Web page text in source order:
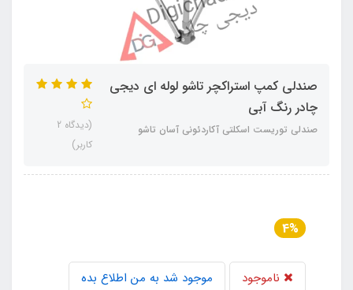
صندلی کمپ استراکچر تاشو لوله ای دیجی
چادر رنگ آبی
صندلی توریست اسکلتی آکاردئونی آسان تاشو
(دیدگاه 2
کاربر)
4%
ناموجود موجود شد به من اطلاع بده